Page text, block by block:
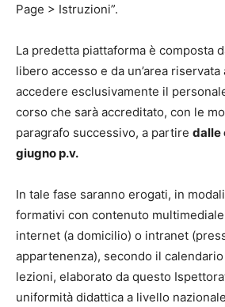
Page > Istruzioni”.
La predetta piattaforma è composta
libero accesso e da un’area
accedere esclusivamente il
corso che sarà accreditato, con le
paragrafo successivo, a partire dalle
giugno p.v.
In tale fase saranno erogati, in
formativi con contenuto
internet (a domicilio) o intranet
appartenenza), secondo il
lezioni, elaborato da questo
uniformità didattica a livello